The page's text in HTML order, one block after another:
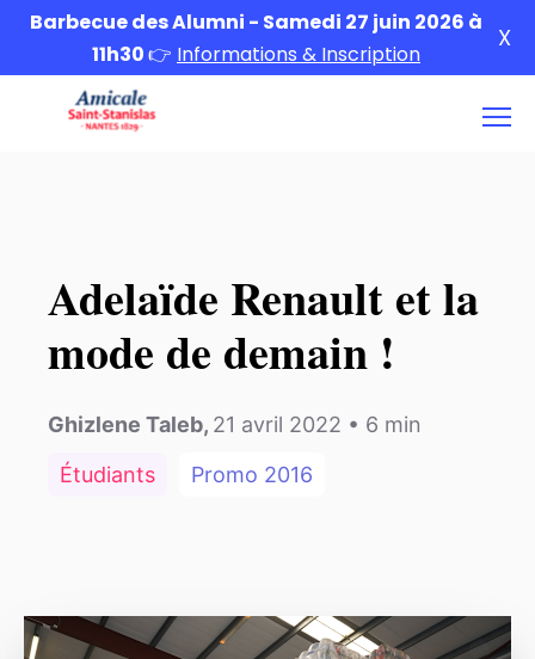
Barbecue des Alumni - Samedi 27 juin 2026 à
11h30👉 Informations & Inscription
X
Adelaïde Renault et la
mode de demain !
Ghizlene Taleb, 21 avril 2022 • 6 min
Étudiants
Promo 2016